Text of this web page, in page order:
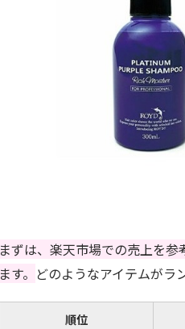
まずは、楽天市場での売上を
ます。 どのようなアイテムがラ
順位